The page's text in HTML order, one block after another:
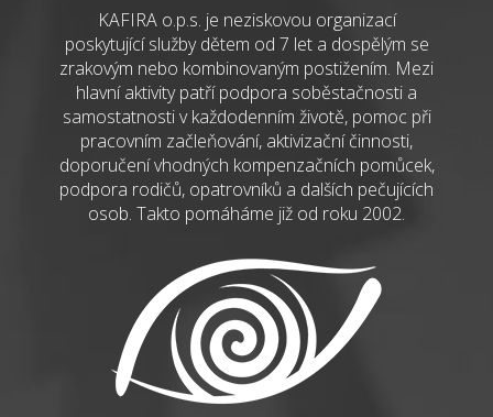
KAFIRA o.p.s. je neziskovou organizací
poskytující služby dětem od 7 let a dospělým se
zrakovým nebo kombinovaným postižením. Mezi
hlavní aktivity patří podpora soběstačnosti a
samostatnosti v každodenním životě, pomoc při
pracovním začleňování, aktivizační činnosti,
doporučení vhodných kompenzačních pomůcek,
podpora rodičů, opatrovníků a dalších pečujících
osob. Takto pomáháme již od roku 2002.